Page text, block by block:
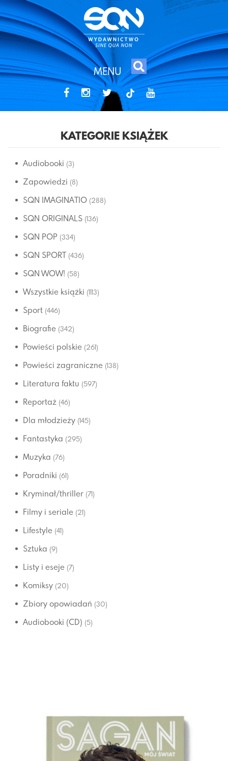
MENU
tiktok
KATEGORIE KSIĄŻEK
Audiobooki (3)
Zapowiedzi (8)
SQN IMAGINATIO (288)
SQN ORIGINALS (136)
SQN POP (334)
SQN SPORT (436)
SQN WOW! (58)
Wszystkie książki (1113)
Sport (446)
Biografie (342)
Powieści polskie (261)
Powieści zagraniczne (138)
Literatura faktu (597)
Reportaż (46)
Dla młodzieży (145)
Fantastyka (295)
Muzyka (76)
Poradniki (61)
Kryminał/thriller (71)
Filmy i seriale (21)
Lifestyle (41)
Sztuka (9)
Listy i eseje (7)
Komiksy (20)
Zbiory opowiadań (30)
Audiobooki (CD) (5)